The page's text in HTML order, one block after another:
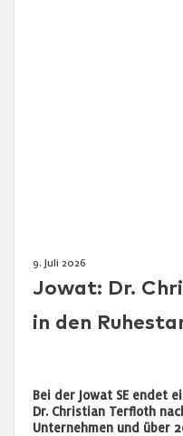
9. Juli 2026
Jowat: Dr.
in den
Bei der Jowat SE endet
Dr. Christian Terfloth
Unternehmen und über